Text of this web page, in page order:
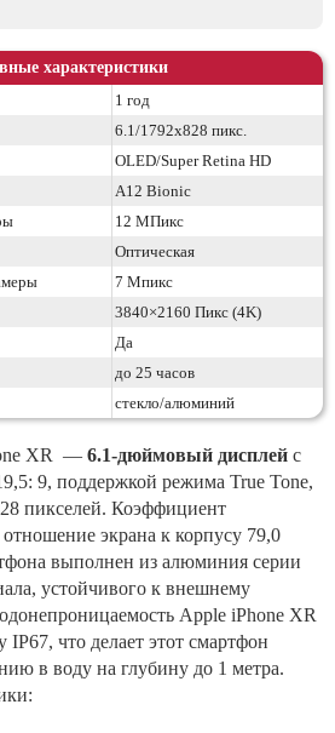
характеристики
1 год
6.1/1792х828 пикс.
OLED/Super Retina HD
A12 Bionic
12 МПикс
Оптическая
7 Мпикс
3840×2160 Пикс (4K)
Да
до 25 часов
стекло/алюминий
XR — 6.1-дюймовый дисплей с
9, поддержкой режима True Tone,
пикселей. Коэффициент
экрана к корпусу 79,0
выполнен из алюминия серии
устойчивого к внешнему
Apple iPhone XR
IP67, что делает этот смартфон
в воду на глубину до 1 метра.